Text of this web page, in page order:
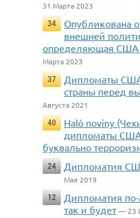
31 Марта 2023
34
Опубликована
внешней
определяющая США
Марта 2023
37
Дипломаты
страны перед
Августа 2021
40
Haló noviny
дипломаты
буквально
24
Дипломатия
Мая 2019
12
Дипломатия
так и будет — 23